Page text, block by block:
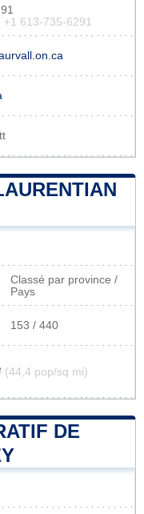
+1 613-735-6291
Classé par province /
Pays
153 / 440
(44,4 pop/sq mi)
DE